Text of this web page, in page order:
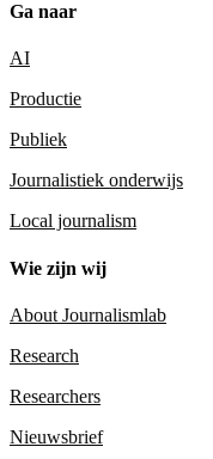
Ga naar
AI
Productie
Publiek
Journalistiek onderwijs
Local journalism
Wie zijn wij
About Journalismlab
Research
Researchers
Nieuwsbrief